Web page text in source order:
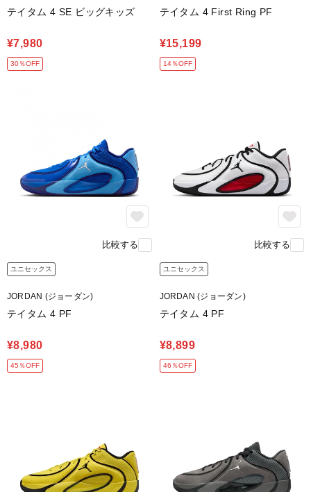
テイタム 4 SE ビッグキッズ
¥7,980
30％OFF
テイタム 4 First Ring PF
¥15,199
14％OFF
比較する
ユニセックス
JORDAN (ジョーダン)
テイタム 4 PF
¥8,980
45％OFF
比較する
ユニセックス
JORDAN (ジョーダン)
テイタム 4 PF
¥8,899
46％OFF